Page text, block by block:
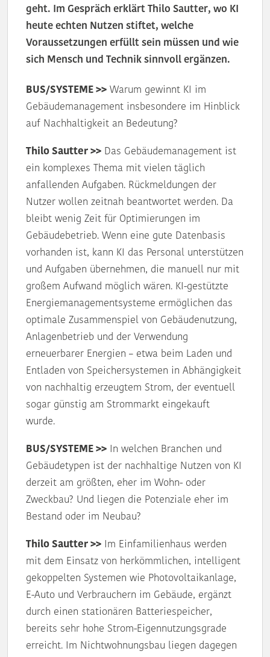
geht. Im Gespräch erklärt Thilo Sautter, wo KI
heute echten Nutzen stiftet, welche
Voraussetzungen erfüllt sein müssen und wie
sich Mensch und Technik sinnvoll ergänzen.
BUS/SYSTEME >> Warum gewinnt KI im
Gebäudemanagement insbesondere im Hinblick
auf Nachhaltigkeit an Bedeutung?
Thilo Sautter >> Das Gebäudemanagement ist
ein komplexes Thema mit vielen täglich
anfallenden Aufgaben. Rückmeldungen der
Nutzer wollen zeitnah beantwortet werden. Da
bleibt wenig Zeit für Optimierungen im
Gebäudebetrieb. Wenn eine gute Datenbasis
vorhanden ist, kann KI das Personal unterstützen
und Aufgaben übernehmen, die manuell nur mit
großem Aufwand möglich wären. KI-gestützte
Energiemanagementsysteme ermöglichen das
optimale Zusammenspiel von Gebäudenutzung,
Anlagenbetrieb und der Verwendung
erneuerbarer Energien – etwa beim Laden und
Entladen von Speichersystemen in Abhängigkeit
von nachhaltig erzeugtem Strom, der eventuell
sogar günstig am Strommarkt eingekauft
wurde.
BUS/SYSTEME >> In welchen Branchen und
Gebäudetypen ist der nachhaltige Nutzen von KI
derzeit am größten, eher im Wohn- oder
Zweckbau? Und liegen die Potenziale eher im
Bestand oder im Neubau?
Thilo Sautter >> Im Einfamilienhaus werden
mit dem Einsatz von herkömmlichen, intelligent
gekoppelten Systemen wie Photovoltaikanlage,
E-Auto und Verbrauchern im Gebäude, ergänzt
durch einen stationären Batteriespeicher,
bereits sehr hohe Strom-Eigennutzungsgrade
erreicht. Im Nichtwohnungsbau liegen dagegen